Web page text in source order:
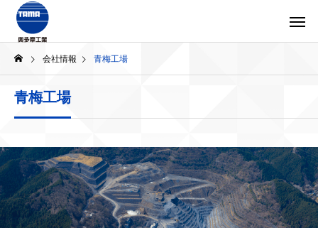
会社情報 青梅工場
青梅工場